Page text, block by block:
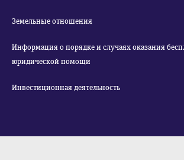
Земельные отношения
Информация о порядке и случаях оказания
юридической помощи
Инвестиционная деятельность